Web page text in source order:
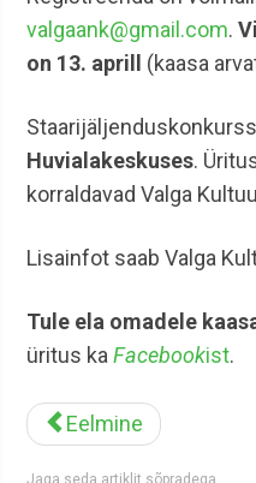
valgaank@gmail.com.
on 13. aprill
(kaasa
Huvialakeskuses.
korraldavad Valga
Lisainfot saab Valga
Tule ela omadele
üritus ka Facebookist.
Eelmine
Jaga seda artiklit sõpradega